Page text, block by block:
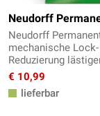
Neudorff
Neudorff
mechanische
Reduzierung
€ 10,99
lieferbar